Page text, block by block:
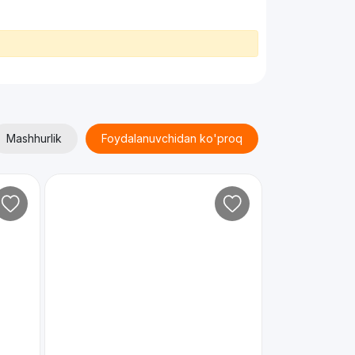
Mashhurlik Foydalanuvchidan ko'proq